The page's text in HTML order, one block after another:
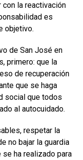
con la reactivación
es
objetivo.
de San José en
primero: que la
de recuperación
que se haga
social que todos
al autocuidado.
respetar la
no bajar la guardia
ha realizado para